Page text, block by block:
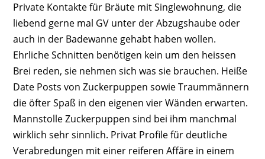
Private Kontakte für Bräute mit Singlewohnung, die
liebend gerne mal GV unter der Abzugshaube oder
auch in der Badewanne gehabt haben wollen.
Ehrliche Schnitten benötigen kein um den heissen
Brei reden, sie nehmen sich was sie brauchen. Heiße
Date Posts von Zuckerpuppen sowie Traummännern
die öfter Spaß in den eigenen vier Wänden erwarten.
Mannstolle Zuckerpuppen sind bei ihm manchmal
wirklich sehr sinnlich. Privat Profile für deutliche
Verabredungen mit einer reiferen Affäre in einem